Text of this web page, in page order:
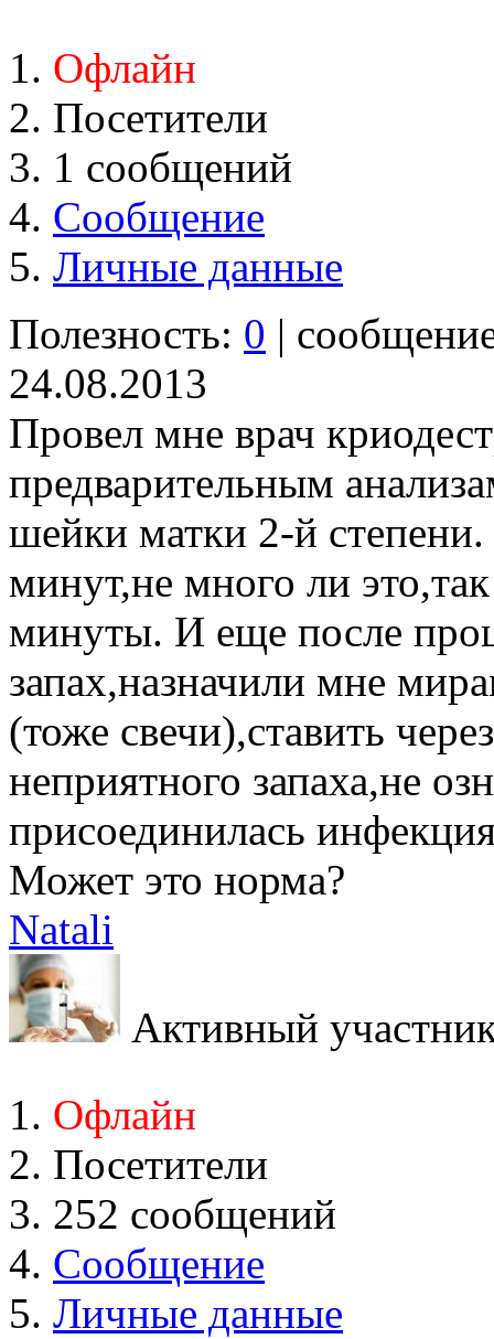
Офлайн
Посетители
1 сообщений
Сообщение
Личные данные
Полезность: 0 |
24.08.2013
Провел мне врач
предварительным
шейки матки 2-й
минут,не много ли
минуты. И еще после
запах,назначили мне
(тоже свечи),ставить
неприятного запаха,не
присоединилась
Может это норма?
Natali
Активный
Офлайн
Посетители
252 сообщений
Сообщение
Личные данные